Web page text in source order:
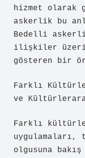
hizmet olarak
askerlik bu
Bedelli
ilişkiler
gösteren bir
Farklı
ve
Farklı
uygulamaları,
olgusuna